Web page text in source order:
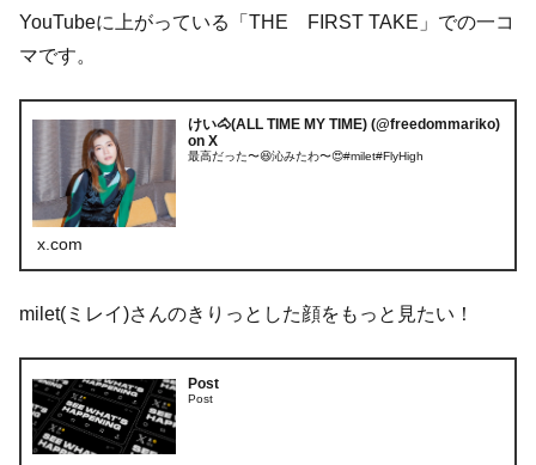
YouTubeに上がっている「THE FIRST TAKE」での一コ
マです。
けい🐴(ALL TIME MY TIME) (@freedommariko)
on X
最高だった〜😆沁みたわ〜😍#milet#FlyHigh
x.com
milet(ミレイ)さんのきりっとした顔をもっと見たい！
Post
Post